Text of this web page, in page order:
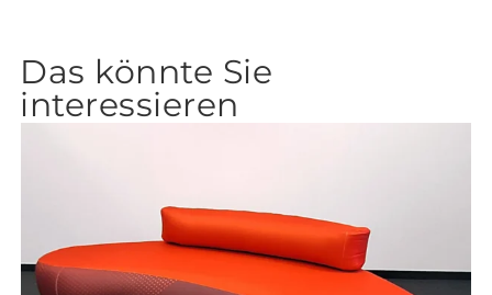
Das könnte Sie
interessieren